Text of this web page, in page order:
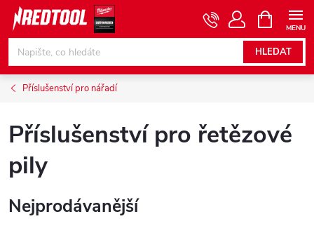
Přejít
obsah
HLEDAT
NÁKUPNÍ
KOŠÍK
Příslušenství pro nářadí
Příslušenství pro řetězové
pily
Nejprodávanější